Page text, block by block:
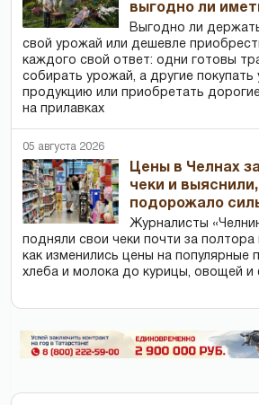
выгодно ли
Выгодно ли
свой урожай или дешевле
каждого свой ответ: одни готовы
собирать урожай, а другие покупать
продукцию или приобретать
на прилавках
05 августа 2026
Цены в Челнах
чеки и
подорожало
Журналисты
подняли свои чеки почти за полтора
как изменились цены на популярные
хлеба и молока до курицы, овощей и